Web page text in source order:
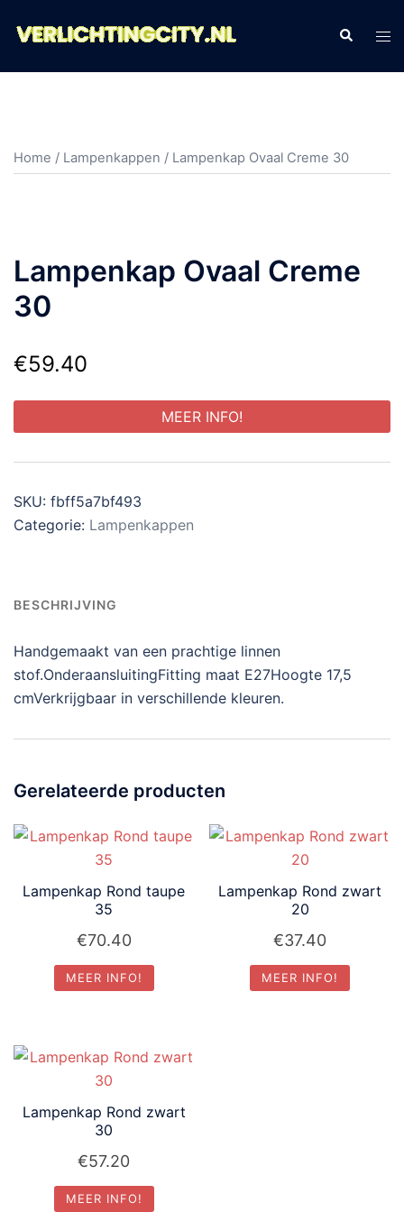
naar
Zoeken
Home / Lampenkappen / Lampenkap Ovaal Creme 30
Lampenkap Ovaal Creme
30
€59.40
MEER INFO!
SKU: fbff5a7bf493
Categorie: Lampenkappen
BESCHRIJVING
Handgemaakt van een prachtige linnen
stof.OnderaansluitingFitting maat E27Hoogte 17,5
cmVerkrijgbaar in verschillende kleuren.
Gerelateerde producten
Lampenkap Rond taupe
35
€70.40
MEER INFO!
Lampenkap Rond zwart
20
€37.40
MEER INFO!
Lampenkap Rond zwart
30
€57.20
MEER INFO!